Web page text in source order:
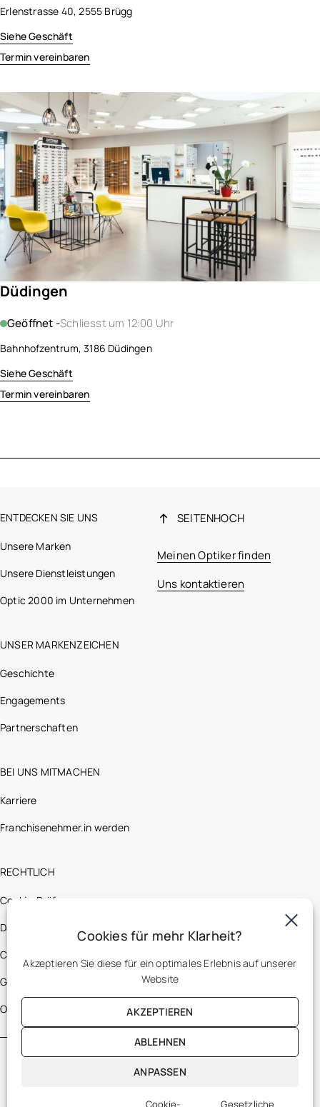
Erlenstrasse 40, 2555 Brügg
Siehe Geschäft
Termin vereinbaren
Düdingen
Geöffnet -Schliesst um 12:00 Uhr
Bahnhofzentrum, 3186 Düdingen
Siehe Geschäft
Termin vereinbaren
ENTDECKEN SIE UNS
Unsere Marken
Unsere Dienstleistungen
Optic 2000 im Unternehmen
UNSER MARKENZEICHEN
Geschichte
Engagements
Partnerschaften
BEI UNS MITMACHEN
Karriere
Franchisenehmer.in werden
RECHTLICH
Cookie-Präferenz
Datenschutzerklärung
Cookie-Richtlinien
Gesetzliche Bestimmungen
Optic 2000 France
SEITENHOCH
Meinen Optiker finden
Uns kontaktieren
Cookies für mehr Klarheit?
Akzeptieren Sie diese für ein optimales Erlebnis auf unserer
Website
AKZEPTIEREN
ABLEHNEN
ANPASSEN
Cookie- Gesetzliche